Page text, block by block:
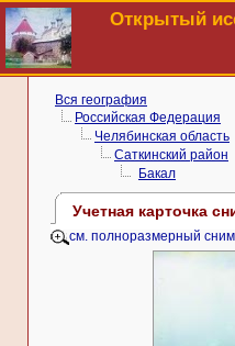
Открытый
Вся география
Российская Федерация
Челябинская область
Саткинский район
Бакал
Учетная карточка
см. полноразмерный